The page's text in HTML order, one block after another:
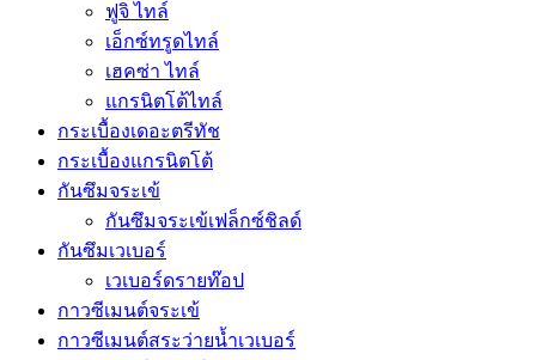
ฟูจิ ไทล์
เอ็กซ์ทรูดไทล์
เฮคซ่า ไทล์
แกรนิตโต้ไทล์
กระเบื้องเดอะตรีทัช
กระเบื้องแกรนิตโต้
กันซึมจระเข้
กันซึมจระเข้เฟล็กซ์ชิลด์
กันซึมเวเบอร์
เวเบอร์ดรายท๊อป
กาวซีเมนต์จระเข้
กาวซีเมนต์สระว่ายนํ้าเวเบอร์